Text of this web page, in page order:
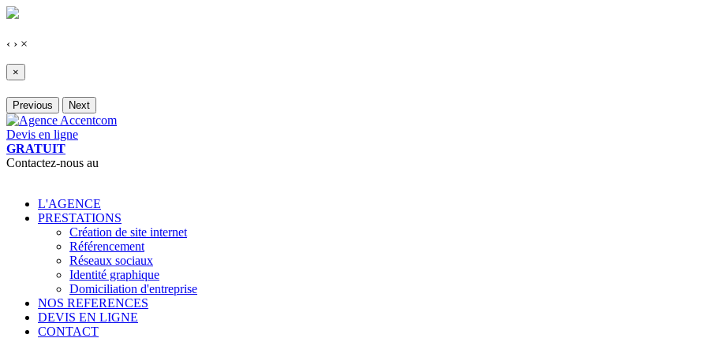
‹ › ×
×
Previous Next
Devis en ligne
GRATUIT
Contactez-nous au
L'AGENCE
PRESTATIONS
Création de site internet
Référencement
Réseaux sociaux
Identité graphique
Domiciliation d'entreprise
NOS REFERENCES
DEVIS EN LIGNE
CONTACT